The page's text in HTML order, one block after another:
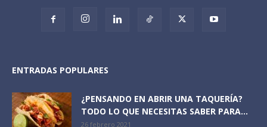
ENTRADAS POPULARES
¿PENSANDO EN ABRIR UNA TAQUERÍA?
TODO LO QUE NECESITAS SABER PARA...
26 febrero 2021